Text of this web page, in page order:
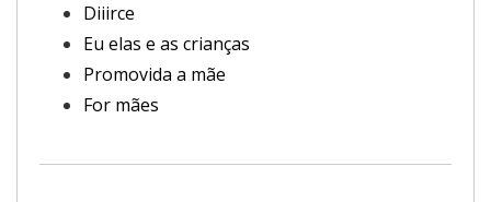
Diiirce
Eu elas e as crianças
Promovida a mãe
For mães